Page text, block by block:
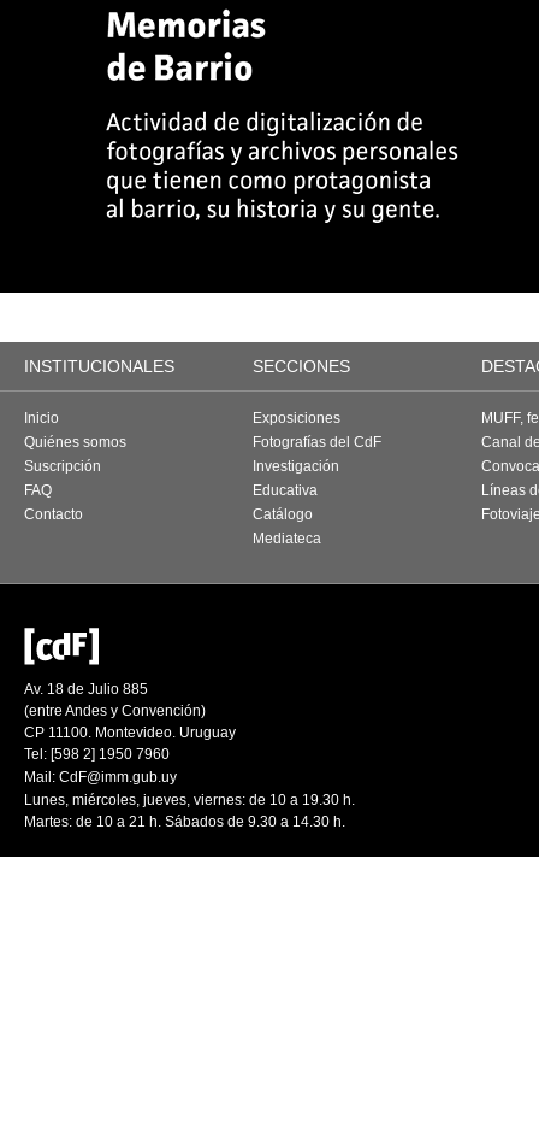
INSTITUCIONALES SECCIONES
Inicio
Quiénes somos
Suscripción
FAQ
Contacto
Exposiciones
Fotografías del CdF
Investigación
Educativa
Catálogo
Mediateca
MUFF,
Canal
Líneas
Av. 18 de Julio 885
(entre Andes y Convención)
CP 11100. Montevideo. Uruguay
Tel: [598 2] 1950 7960
Mail: CdF@imm.gub.uy
Lunes, miércoles, jueves, viernes: de 10 a 19.30 h.
Martes: de 10 a 21 h. Sábados de 9.30 a 14.30 h.